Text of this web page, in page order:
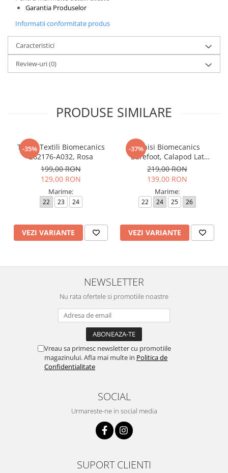
Garantia Produselor
Informatii conformitate produs
Caracteristici
Review-uri(0)
PRODUSE SIMILARE
-35%
Tenisi Textili Biomecanics
262176-A032, Rosa
199,00 RON
129,00 RON
Marime:
22 23 24
VEZI VARIANTE
-37%
Tenisi Biomecanics
Barefoot, Calapod Lat
262190-E032 Rosa
219,00 RON
139,00 RON
Marime:
22 24 25 26
VEZI VARIANTE
NEWSLETTER
Nu rata ofertele si promotiile noastre
Vreau sa primesc newsletter cu promotiile
magazinului. Afla mai multe in Politica de
Confidentialitate
SOCIAL
Urmareste-ne in social media
SUPORT CLIENTI